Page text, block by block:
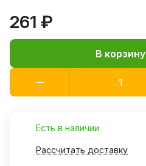
261 ₽
В корзину
Есть в наличии
Рассчитать доставку